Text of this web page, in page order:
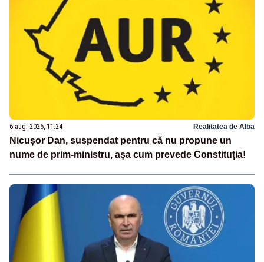
6 aug. 2026, 11:24 Realitatea de Alba
Nicușor Dan, suspendat pentru că nu propune un
nume de prim-ministru, așa cum prevede Constituția!